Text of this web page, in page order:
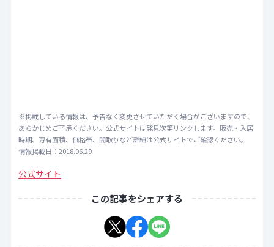
※掲載している情報は、予告なく変更させていただく場合がございますので、
あらかじめご了承ください。公式サイトは発見次第リンクします。販売・入居
時期、専有面積、価格帯、間取りなど詳細は公式サイトでご確認ください。
情報掲載日：2018.06.29
公式サイト
この記事をシェアする